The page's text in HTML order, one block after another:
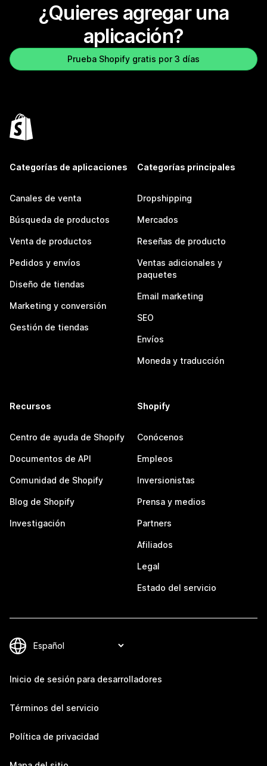
¿Quieres agregar una
aplicación?
Prueba Shopify gratis por 3 días
Categorías de aplicaciones
Canales de venta
Búsqueda de productos
Venta de productos
Pedidos y envíos
Diseño de tiendas
Marketing y conversión
Gestión de tiendas
Categorías principales
Dropshipping
Mercados
Reseñas de producto
Ventas adicionales y
paquetes
Email marketing
SEO
Envíos
Moneda y traducción
Recursos
Centro de ayuda de Shopify
Documentos de API
Comunidad de Shopify
Blog de Shopify
Investigación
Shopify
Conócenos
Empleos
Inversionistas
Prensa y medios
Partners
Afiliados
Legal
Estado del servicio
Inicio de sesión para desarrolladores
Términos del servicio
Política de privacidad